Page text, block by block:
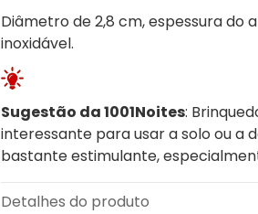
Diâmetro de 2,8 cm, espessura do
inoxidável.
Sugestão da 1001Noites:
interessante para usar a solo ou a
bastante estimulante,
Detalhes do produto